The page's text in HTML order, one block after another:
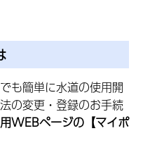
も簡単に水道の使用開
の変更・登録のお手続
WEBページの【マイポ